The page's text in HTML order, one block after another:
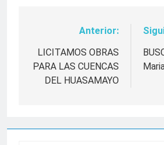
Navegación
de
entradas
Anterior:
LICITAMOS OBRAS
PARA LAS CUENCAS
DEL HUASAMAYO